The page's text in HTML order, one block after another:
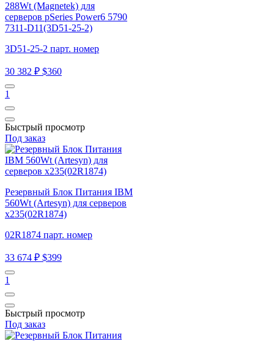
288Wt (Magnetek) для
серверов pSeries Power6 5790
7311-D11(3D51-25-2)
3D51-25-2 парт. номер
30 382 ₽ $360
1
Быстрый просмотр
Под заказ
Резервный Блок Питания IBM
560Wt (Artesyn) для серверов
x235(02R1874)
02R1874 парт. номер
33 674 ₽ $399
1
Быстрый просмотр
Под заказ